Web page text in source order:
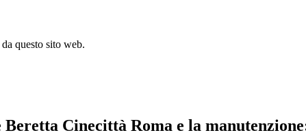
questo sito web.
Cinecittà Roma e la